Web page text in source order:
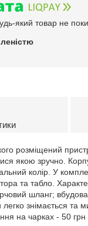
який товар не
розміщений
якою зручно.
колір. У
та табло.
шланг;
знімається
на чарках - 50